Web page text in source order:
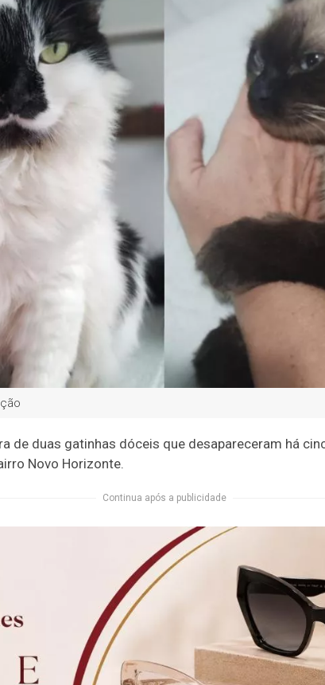
de duas gatinhas dóceis que desapareceram há
Novo Horizonte.
Continua após a publicidade